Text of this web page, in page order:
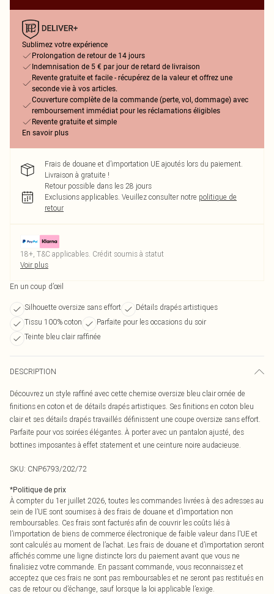
Sublimez votre expérience
Prolongation de retour de 14 jours
Indemnisation de 5 € par jour de retard de livraison
Revente gratuite et facile - récupérez de la valeur et offrez une
seconde vie à vos articles.
Couverture complète de la commande (perte, vol, dommage) avec
remboursement immédiat pour les réclamations éligibles
Revente gratuite et simple
En savoir plus
Frais de douane et d’importation UE ajoutés lors du paiement.
Livraison à gratuite !
Retour possible dans les 28 jours
Exclusions applicables. Veuillez consulter notre politique de
retour
18+, T&C applicables. Crédit soumis à statut
Voir plus
En un coup d’œil
Silhouette oversize sans effort
Détails drapés artistiques
Tissu 100% coton
Parfaite pour les occasions du soir
Teinte bleu clair raffinée
DESCRIPTION
Découvrez un style raffiné avec cette chemise oversize bleu clair ornée de
finitions en coton et de détails drapés artistiques. Ses finitions en coton bleu
clair et ses détails drapés travaillés définissent une coupe oversize sans effort.
Parfaite pour vos soirées élégantes. À porter avec un pantalon ajusté, des
bottines imposantes à effet statement et une ceinture noire audacieuse.
SKU: CNP6793/202/72
*Politique de prix
À compter du 1er juillet 2026, toutes les commandes livrées à des adresses au
sein de l’UE sont soumises à des frais de douane et d’importation non
remboursables. Ces frais sont facturés afin de couvrir les coûts liés à
l’importation de biens de commerce électronique de faible valeur dans l’UE et
sont calculés au moment de l’achat. Les frais de douane et d’importation seront
affichés comme une ligne distincte lors du paiement avant que vous ne
finalisiez votre commande. En passant commande, vous reconnaissez et
acceptez que ces frais ne sont pas remboursables et ne seront pas restitués en
cas de retour ou d’échange, sauf lorsque la loi applicable l’exige.